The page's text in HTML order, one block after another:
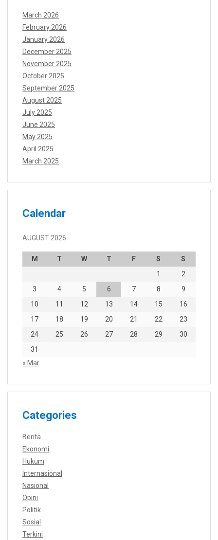
March 2026
February 2026
January 2026
December 2025
November 2025
October 2025
September 2025
August 2025
July 2025
June 2025
May 2025
April 2025
March 2025
Calendar
AUGUST 2026
M T W T F S
S
1
2
3
4 5 6 7 8
9
10
11 12 13 14 15
16
17
18 19 20 21 22
23
24
25 26 27 28 29
30
31
« Mar
Categories
Berita
Ekonomi
Hukum
Internasional
Nasional
Opini
Politik
Sosial
Terkini